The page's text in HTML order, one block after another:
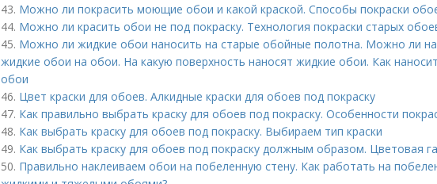
43. Можно ли покрасить моющие обои и какой краской. Способы покраски
44. Можно ли красить обои не под покраску. Технология покраски старых
45. Можно ли жидкие обои наносить на старые обойные полотна. Можно ли
жидкие обои на обои. На какую поверхность наносят жидкие обои. Как
обои
46. Цвет краски для обоев. Алкидные краски для обоев под покраску
47. Как правильно выбрать краску для обоев под покраску. Особенности
48. Как выбрать краску для обоев под покраску. Выбираем тип краски
49. Как выбрать краску для обоев под покраску должным образом. Цветовая
50. Правильно наклеиваем обои на побеленную стену. Как работать на